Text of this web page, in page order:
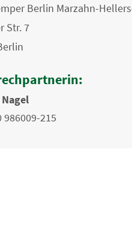
Berlin Marzahn-
Str. 7
986009-215